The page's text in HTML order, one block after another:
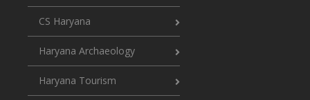
CS Haryana
Haryana Archaeology
Haryana Tourism